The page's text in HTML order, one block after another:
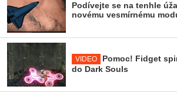
Podívejte se na tenhle
novému vesmírnému
VIDEO
Pomoc! Fidget
do Dark Souls